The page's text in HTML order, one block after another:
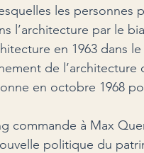
les personnes
l’architecture par le
en 1963 dans
de
en octobre 1968
commande à Max
politique du